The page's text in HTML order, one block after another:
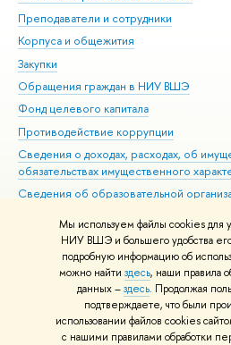
Мы используем файлы cookies для
НИУ ВШЭ и большего удобства
подробную информацию об
можно найти здесь, наши правила
данных –здесь. Продолжая
подтверждаете, что были
использовании файлов cookies
с нашими правилами обработки
Преподаватели и сотрудники
Корпуса и общежития
Закупки
Обращения граждан в НИУ ВШЭ
Фонд целевого капитала
Противодействие коррупции
Сведения о доходах, расходах, об
обязательствах имущественного
Сведения об образовательной
Людям с ограниченными возможностями
Единая платежная страница
Работа в Вышке
© НИУ ВШЭ 1993–2026 Адреса и
материалов Политика